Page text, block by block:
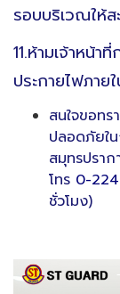
รอบบริเวณให้ส
11.ห้ามเจ้าหน้
ประกายไฟภา
สนใจขอท
ปลอดภัยใ
สมุทรปรา
โทร 0-
ชั่วโมง)